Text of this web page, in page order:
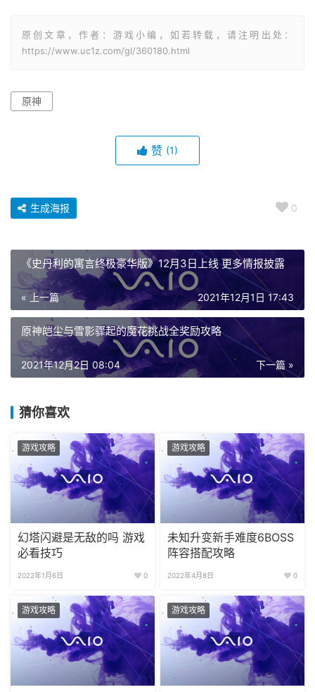
原创文章，作者：游戏小编，如若转载，请注明出处：
https://www.uc1z.com/gl/360180.html
原神
赞 (1)
0
生成海报
《史丹利的寓言终极豪华版》12月3日上线 更多情报披露
« 上一篇 2021年12月1日 17:43
原神皑尘与雪影骤起的魔花挑战全奖励攻略
下一篇 »
2021年12月2日 08:04
猜你喜欢
游戏攻略
幻塔闪避是无敌的吗 游戏
必看技巧
2022年1月6日 0
游戏攻略
未知升变新手难度6BOSS
阵容搭配攻略
2022年4月8日 0
游戏攻略 游戏攻略